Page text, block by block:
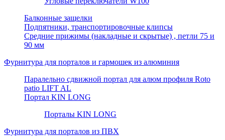
Балконные защелки
Подпятники, транспортировочные клипсы
Средние прижимы (накладные и скрытые) , петли 75 и
90 мм
Фурнитура для порталов и гармошек из алюминия
Паралельно сдвижной портал для алюм профиля Roto
patio LIFT AL
Портал KIN LONG
Порталы KIN LONG
Фурнитура для порталов из ПВХ